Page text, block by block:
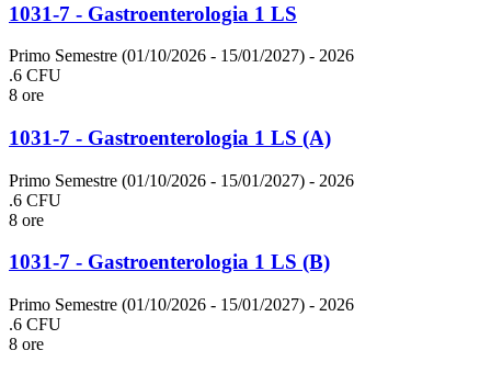
1031-7 - Gastroenterologia 1 LS
Primo Semestre (01/10/2026 - 15/01/2027) - 2026
.6 CFU
8 ore
1031-7 - Gastroenterologia 1 LS (A)
Primo Semestre (01/10/2026 - 15/01/2027) - 2026
.6 CFU
8 ore
1031-7 - Gastroenterologia 1 LS (B)
Primo Semestre (01/10/2026 - 15/01/2027) - 2026
.6 CFU
8 ore